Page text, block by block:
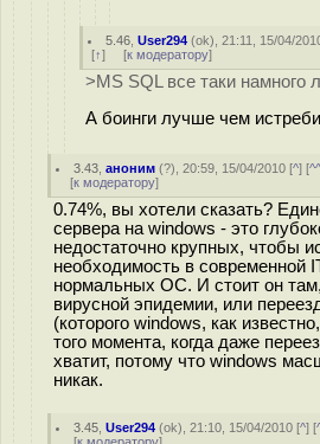
5.46 ,User294 (ok), 21:11, 15/04/
[↑] [к модератору]
>MS SQL все таки намного
А боинги лучше чем
3.43 ,аноним (?), 20:59, 15/04/2010 [^] [
[к модератору]
0.74%, вы хотели сказать?
сервера на windows - это
недостаточно крупных, чтобы
необходимость в современной
нормальных ОС. И стоит он
вирусной эпидемии, или
(которого windows, как
того момента, когда даже
хватит, потому что windows
никак.
3.45 ,User294 (ok), 21:10, 15/04/2010 [^] [